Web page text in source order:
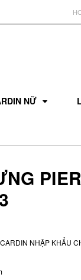
NỮ
NHẬP KHẨU